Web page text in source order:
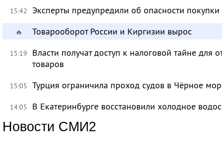
15:42 Эксперты предупредили об опасности
🔥 Товарооборот России и Киргизии вырос
15:19
Власти получат доступ к налоговой тайне для
товаров
15:05 Турция ограничила проход судов в Чёрное
14:05 В Екатеринбурге восстановили холодное
Новости СМИ2